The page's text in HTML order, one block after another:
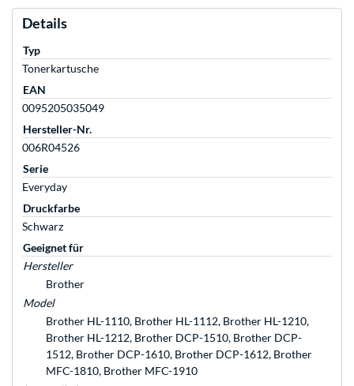
Details
Typ
Tonerkartusche
EAN
0095205035049
Hersteller-Nr.
006R04526
Serie
Everyday
Druckfarbe
Schwarz
Geeignet für
Hersteller
Brother
Model
Brother HL-1110, Brother HL-1112, Brother HL-1210,
Brother HL-1212, Brother DCP-1510, Brother DCP-
1512, Brother DCP-1610, Brother DCP-1612, Brother
MFC-1810, Brother MFC-1910